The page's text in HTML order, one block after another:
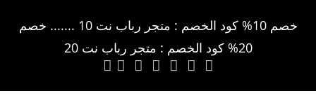
خصم 10% كود الخصم : متجر رباب نت 10 ....... خصم
20% كود الخصم : متجر رباب نت 20